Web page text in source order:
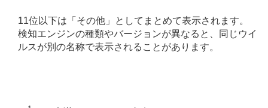
11位以下は「その他」としてまとめて表示されます。
検知エンジンの種類やバージョンが異なると、同じウイ
ルスが別の名称で表示されることがあります。